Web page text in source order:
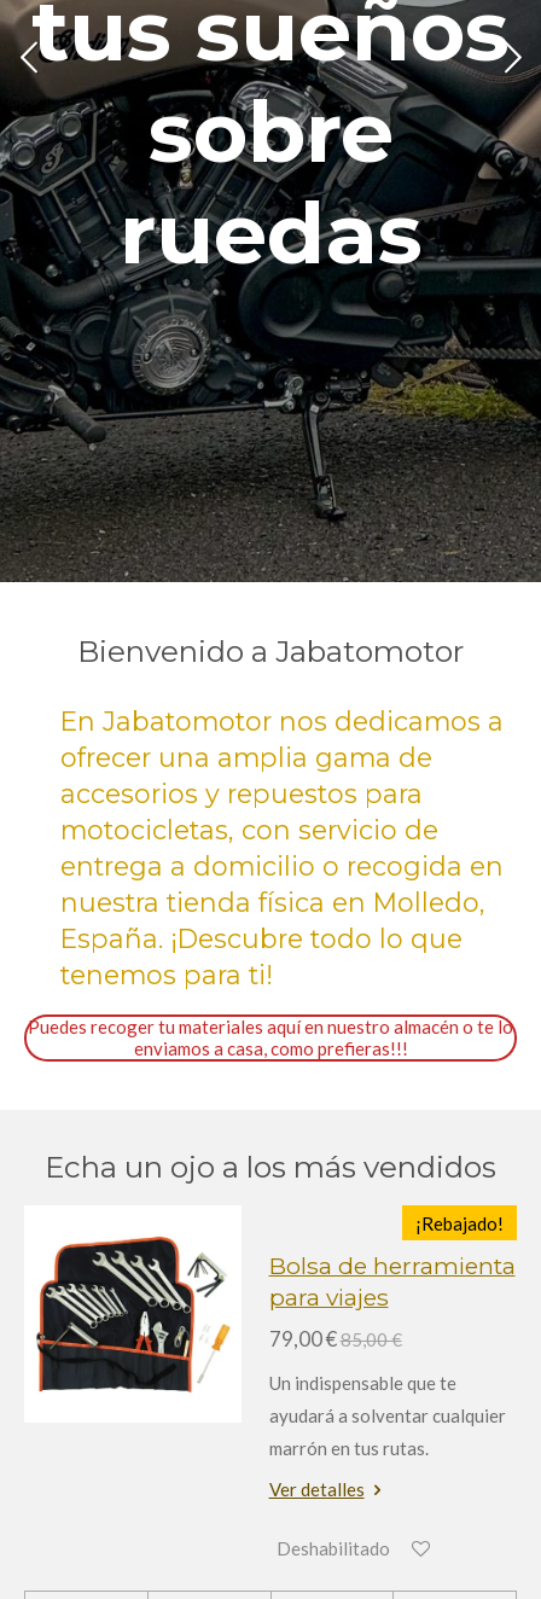
tus sueños
sobre
ruedas
Bienvenido a Jabatomotor
En Jabatomotor nos dedicamos a
ofrecer una amplia gama de
accesorios y repuestos para
motocicletas, con servicio de
entrega a domicilio o recogida en
nuestra tienda física en Molledo,
España. ¡Descubre todo lo que
tenemos para ti!
Puedes recoger tu materiales aquí en nuestro almacén o te lo
enviamos a casa, como prefieras!!!
Echa un ojo a los más vendidos
¡Rebajado!
Bolsa de herramienta
para viajes
79,00 €85,00 €
Un indispensable que te
ayudará a solventar cualquier
marrón en tus rutas.
Ver detalles
Deshabilitado